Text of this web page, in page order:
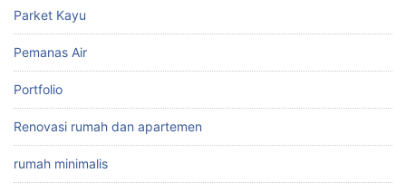
Parket Kayu
Pemanas Air
Portfolio
Renovasi rumah dan apartemen
rumah minimalis